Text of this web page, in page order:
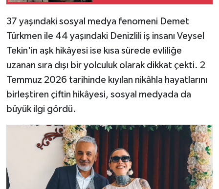
37 yaşındaki sosyal medya fenomeni Demet
Türkmen ile 44 yaşındaki Denizlili iş insanı Veysel
Tekin'in aşk hikâyesi ise kısa sürede evliliğe
uzanan sıra dışı bir yolculuk olarak dikkat çekti. 2
Temmuz 2026 tarihinde kıyılan nikâhla hayatlarını
birleştiren çiftin hikâyesi, sosyal medyada da
büyük ilgi gördü.